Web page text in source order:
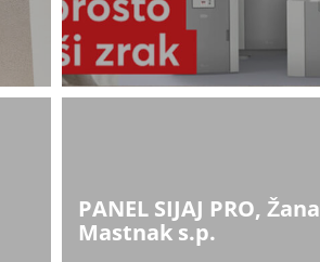
PANEL SIJAJ PRO, Žana
Mastnak s.p.